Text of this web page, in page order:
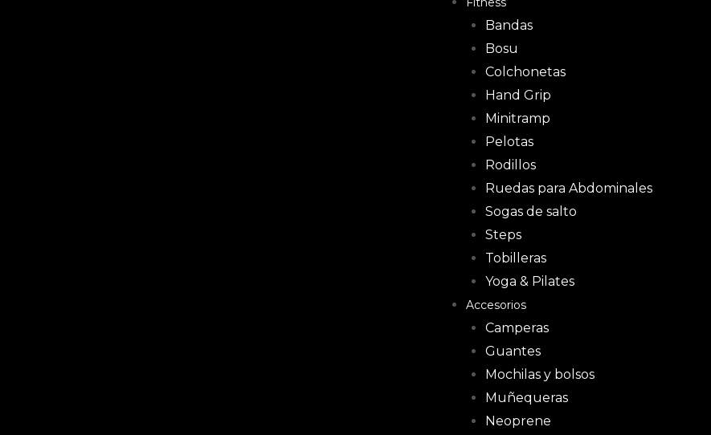
Bandas
Bosu
Colchonetas
Hand Grip
Minitramp
Pelotas
Rodillos
Ruedas para Abdominales
Sogas de salto
Steps
Tobilleras
Yoga & Pilates
Accesorios
Camperas
Guantes
Mochilas y bolsos
Muñequeras
Neoprene